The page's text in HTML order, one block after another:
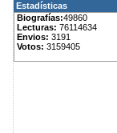
Estadísticas
Biografías:49860
Lecturas: 76114634
Envios: 3191
Votos: 3159405